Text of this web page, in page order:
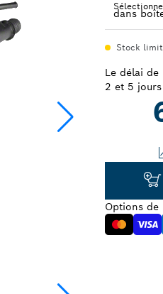
closed
Stock
Le délai
2 et 5
Options de